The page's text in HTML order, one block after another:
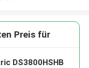
Preis für
DS3800HSHB